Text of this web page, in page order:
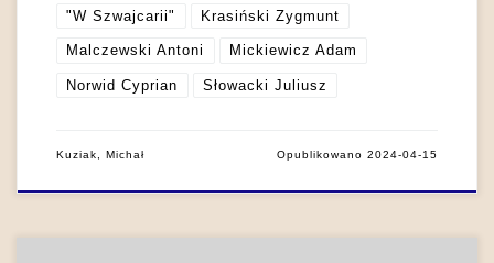
"W Szwajcarii" Krasiński Zygmunt
Malczewski Antoni Mickiewicz Adam
Norwid Cyprian Słowacki Juliusz
Kuziak, Michał Opublikowano2024-04-15